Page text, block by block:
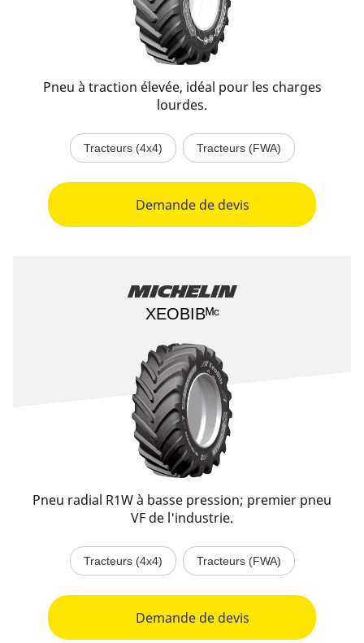
Pneu à traction élevée, idéal pour les charges
lourdes.
Tracteurs (4x4) Tracteurs (FWA)
Demande de devis
Michelin
XEOBIBᴹᶜ
Pneu radial R1W à basse pression; premier pneu
VF de l'industrie.
Tracteurs (4x4) Tracteurs (FWA)
Demande de devis